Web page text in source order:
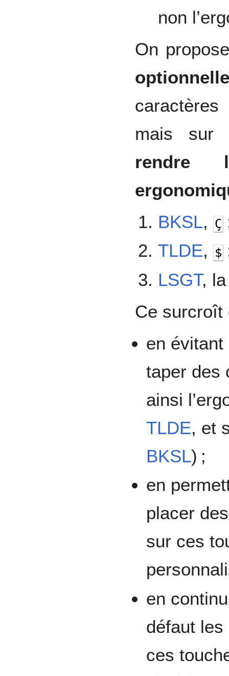
non
On
mais
rendre
BKSL, Ç
TLDE, $
LSGT, la
Ce surcroît
en évitant
taper des
ainsi
TLDE, et
BKSL) ;
en
placer
sur ces
en
défaut
ces